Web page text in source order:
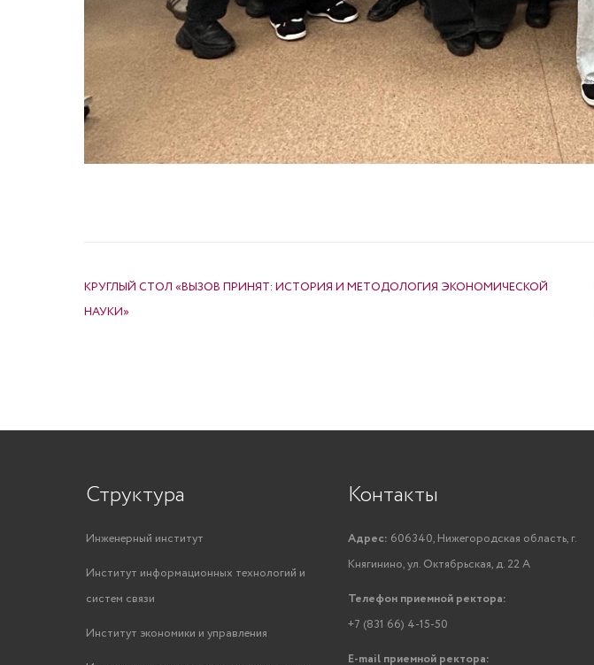
КРУГЛЫЙ СТОЛ «ВЫЗОВ ПРИНЯТ: ИСТОРИЯ И МЕТОДОЛОГИЯ ЭКОНОМИЧЕСКОЙ
НАУКИ»
Структура
Инженерный институт
Институт информационных технологий и
систем связи
Институт экономики и управления
Контакты
Адрес: 606340, Нижегородская область, г.
Княгинино, ул. Октябрьская, д. 22 А
Телефон приемной ректора:
+7 (831 66) 4-15-50
E-mail приемной ректора: